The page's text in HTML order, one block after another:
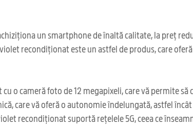
un smartphone de înaltă calitate, la preț
recondiționat este un astfel de produs, care
o cameră foto de 12 megapixeli, care vă permite
care vă oferă o autonomie îndelungată, astfel
recondiționat suportă rețelele 5G, ceea ce